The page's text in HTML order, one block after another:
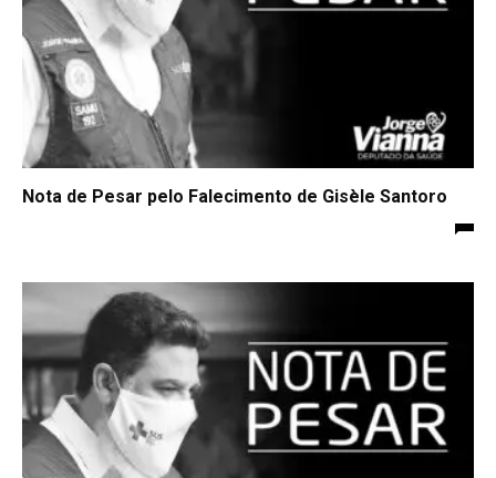
Nota de Pesar pelo Falecimento de Gisèle Santoro